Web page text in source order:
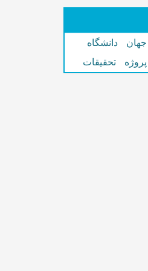
جهان
دانشگاه
پروژه تحقیقات